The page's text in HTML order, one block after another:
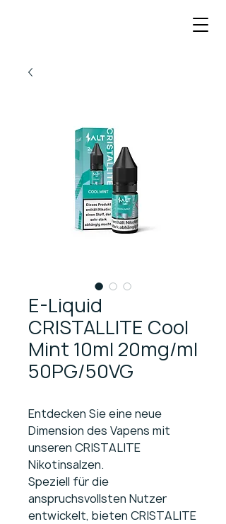
E-Liquid
CRISTALLITE Cool
Mint 10ml 20mg/ml
50PG/50VG
Entdecken Sie eine neue
Dimension des Vapens mit
unseren CRISTALITE
Nikotinsalzen.
Speziell für die
anspruchsvollsten Nutzer
entwickelt, bieten CRISTALITE